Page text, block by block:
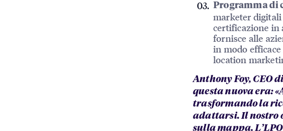
Programma di
marketer digitali
certificazione in
fornisce alle
in modo efficace
location
Anthony Foy, CEO
questa nuova era:
trasformando la
adattarsi. Il nostro
sulla mappa.